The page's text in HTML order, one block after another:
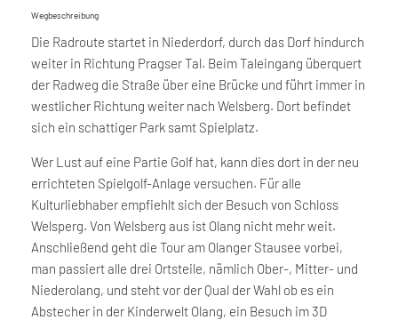
Wegbeschreibung
Die Radroute startet in Niederdorf, durch das Dorf hindurch
weiter in Richtung Pragser Tal. Beim Taleingang überquert
der Radweg die Straße über eine Brücke und führt immer in
westlicher Richtung weiter nach Welsberg. Dort befindet
sich ein schattiger Park samt Spielplatz.
Wer Lust auf eine Partie Golf hat, kann dies dort in der neu
errichteten Spielgolf-Anlage versuchen. Für alle
Kulturliebhaber empfiehlt sich der Besuch von Schloss
Welsperg. Von Welsberg aus ist Olang nicht mehr weit.
Anschließend geht die Tour am Olanger Stausee vorbei,
man passiert alle drei Ortsteile, nämlich Ober-, Mitter- und
Niederolang, und steht vor der Qual der Wahl ob es ein
Abstecher in der Kinderwelt Olang, ein Besuch im 3D